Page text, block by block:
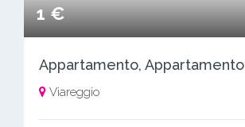
1 €
Appartamento, Appartamento
Viareggio